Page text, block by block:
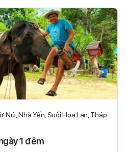
Núi, Nhà Yến, Suối Hoa Lan, Tháp
1 đêm